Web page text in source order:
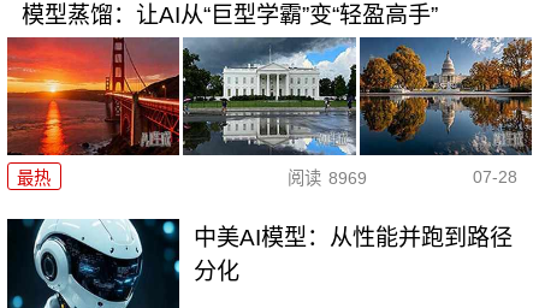
模型蒸馏：让AI从“巨型学霸”变“轻盈高手”
最热 阅读 8969 07-28
中美AI模型：从性能并跑到路径
分化